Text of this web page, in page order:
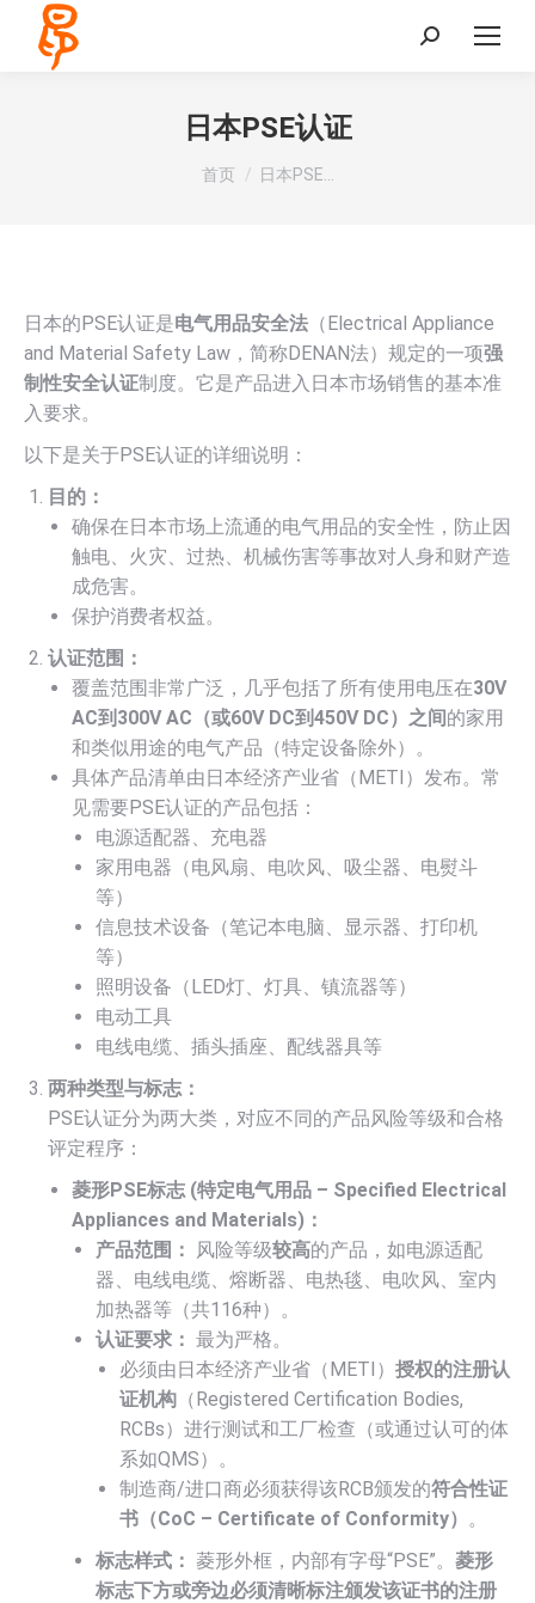
Search:
日本PSE认证
您在这里：
首页 日本PSE…
日本的PSE认证是电气用品安全法 （Electrical Appliance
and Material Safety Law，简称DENAN法）规定的一项强
制性安全认证制度。它是产品进入日本市场销售的基本准
入要求。
以下是关于PSE认证的详细说明：
目的：
确保在日本市场上流通的电气用品的安全性，防止因
触电、火灾、过热、机械伤害等事故对人身和财产造
成危害。
保护消费者权益。
认证范围：
覆盖范围非常广泛，几乎包括了所有使用电压在30V
AC到300V AC（或60V DC到450V DC）之间的家用
和类似用途的电气产品（特定设备除外）。
具体产品清单由日本经济产业省（METI）发布。常
见需要PSE认证的产品包括：
电源适配器、充电器
家用电器（电风扇、电吹风、吸尘器、电熨斗
等）
信息技术设备（笔记本电脑、显示器、打印机
等）
照明设备（LED灯、灯具、镇流器等）
电动工具
电线电缆、插头插座、配线器具等
两种类型与标志：
PSE认证分为两大类，对应不同的产品风险等级和合格
评定程序：
菱形PSE标志 (特定电气用品 – Specified Electrical
Appliances and Materials)：
产品范围：
风险等级较高的产品，如电源适配
器、电线电缆、熔断器、电热毯、电吹风、室内
加热器等（共116种）。
认证要求： 最为严格。
必须由日本经济产业省（METI） 授权的注册认
证机构 （Registered Certification Bodies,
RCBs）进行测试和工厂检查（或通过认可的体
系如QMS）。
制造商/进口商必须获得该RCB颁发的符合性证
书（CoC – Certificate of Conformity） 。
标志样式： 菱形外框，内部有字母“PSE”。 菱形
标志下方或旁边必须清晰标注颁发该证书的注册